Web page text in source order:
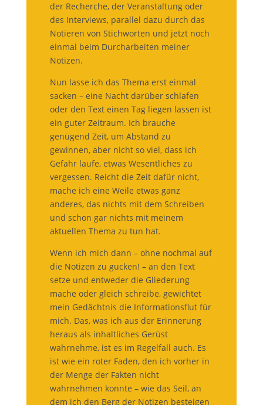
der Recherche, der Veranstaltung oder
des Interviews, parallel dazu durch das
Notieren von Stichworten und jetzt noch
einmal beim Durcharbeiten meiner
Notizen.
Nun lasse ich das Thema erst einmal
sacken – eine Nacht darüber schlafen
oder den Text einen Tag liegen lassen ist
ein guter Zeitraum. Ich brauche
genügend Zeit, um Abstand zu
gewinnen, aber nicht so viel, dass ich
Gefahr laufe, etwas Wesentliches zu
vergessen. Reicht die Zeit dafür nicht,
mache ich eine Weile etwas ganz
anderes, das nichts mit dem Schreiben
und schon gar nichts mit meinem
aktuellen Thema zu tun hat.
Wenn ich mich dann – ohne nochmal auf
die Notizen zu gucken! – an den Text
setze und entweder die Gliederung
mache oder gleich schreibe, gewichtet
mein Gedächtnis die Informationsflut für
mich. Das, was ich aus der Erinnerung
heraus als inhaltliches Gerüst
wahrnehme, ist es im Regelfall auch. Es
ist wie ein roter Faden, den ich vorher in
der Menge der Fakten nicht
wahrnehmen konnte – wie das Seil, an
dem ich den Berg der Notizen besteigen